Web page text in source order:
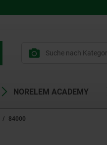
NORELEM ACADEMY
84000